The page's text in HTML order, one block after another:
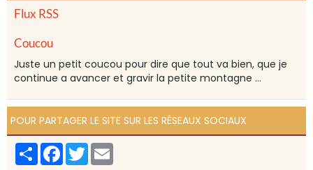
Flux RSS
Coucou
Juste un petit coucou pour dire que tout va bien, que je
continue a avancer et gravir la petite montagne ...
POUR PARTAGER LE SITE SUR LES RÉSEAUX SOCIAUX
PartagerFacebook
Twitter